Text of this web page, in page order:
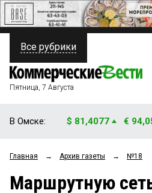
ПОЛИТИКА
ФИНАНСЫ
ОБЩЕСТВО
ЗАКОН
Все рубрики
Пятница, 7 Августа
В Омске: $ 81,4077 €
Главная → Архив газеты → №18
Маршрутную